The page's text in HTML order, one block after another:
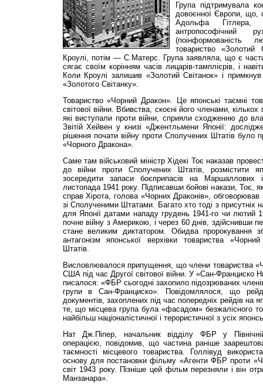
Група підтримувала
довоєнної Європи,
Адольфа Гітлера,
антропософічний
товариство «Золотий
Кроулі, потім — С.Матерс. Група заявляла, що є
сягає своїм корінням часів лицарів-тамплієрів, і
Коли Кроулі залишив «Золотий Світанок» і
«Золотого Світанку».
Товариство «Чорний Дракон». Це японські таємні
світової війни. Вбивства, скоєні його членами, кількох
які виступали проти війни, сприяли сходженню до
Звітій Хейвен у книзі «Джентльмени Японії:
рішення почати війну проти Сполучених Штатів було
«Чорного Дракона».
Саме там військовий міністр Хідекі Тоє наказав
до війни проти Сполучених Штатів, розмістити
зосередити запаси боєприпасів на Маршаллових
листопада 1941 року. Підписавши бойові накази, Тоє,
справ Хірота, голова «Чорних Драконів», обговорював
зі Сполученими Штатами. Багато хто тоді з присутніх
для Японії датами нападу грудень 1941-го чи лютий
почне війну з Америкою, і через 60 днів, здійснивши
стане великим диктатором. Обидва пророкування
антагонізм японської верхівки товариства
Штатів.
Висловлювалося припущення, що члени товариства
США під час Другої світової війни. У «Сан-Франциско
писалося: «ФБР сьогодні захопило підозрюваних
групи в Сан-Франциско». Повідомлялося, що
документів, захоплених під час попередніх рейдів на
те, що місцева група була «фасадом» безжалісного
найбільш націоналістичної і терористичної з усіх
Нат Дж.Піпер, начальник відділу ФБР у
операцією, повідомив, що частина раніше
таємності місцевого товариства. Голлівуд
основу для постановки фільму «Агенти ФБР проти
світ 1943 року. Пізніше цей фільм перезняли і він
Манзанара».